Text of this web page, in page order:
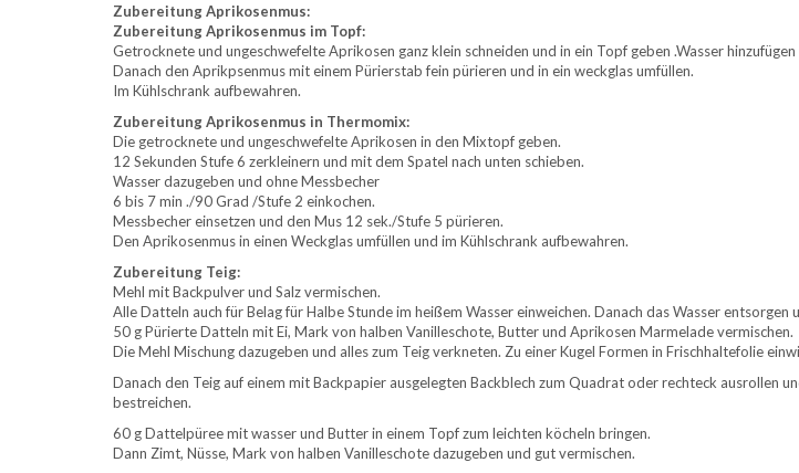
Zubereitung Aprikosenmus:
Zubereitung Aprikosenmus im Topf:
Getrocknete und ungeschwefelte Aprikosen ganz klein schneiden und in ein Topf geben .Wasser
Danach den Aprikpsenmus mit einem Pürierstab fein pürieren und in ein weckglas umfüllen.
Im Kühlschrank aufbewahren.
Zubereitung Aprikosenmus in Thermomix:
Die getrocknete und ungeschwefelte Aprikosen in den Mixtopf geben.
12 Sekunden Stufe 6 zerkleinern und mit dem Spatel nach unten schieben.
Wasser dazugeben und ohne Messbecher
6 bis 7 min ./90 Grad /Stufe 2 einkochen.
Messbecher einsetzen und den Mus 12 sek./Stufe 5 pürieren.
Den Aprikosenmus in einen Weckglas umfüllen und im Kühlschrank aufbewahren.
Zubereitung Teig:
Mehl mit Backpulver und Salz vermischen.
Alle Datteln auch für Belag für Halbe Stunde im heißem Wasser einweichen. Danach das Wasser
50 g Pürierte Datteln mit Ei, Mark von halben Vanilleschote, Butter und Aprikosen Marmelade vermischen.
Die Mehl Mischung dazugeben und alles zum Teig verkneten. Zu einer Kugel Formen in Frischhaltefolie
Danach den Teig auf einem mit Backpapier ausgelegten Backblech zum Quadrat oder rechteck
bestreichen.
60 g Dattelpüree mit wasser und Butter in einem Topf zum leichten köcheln bringen.
Dann Zimt, Nüsse, Mark von halben Vanilleschote dazugeben und gut vermischen.